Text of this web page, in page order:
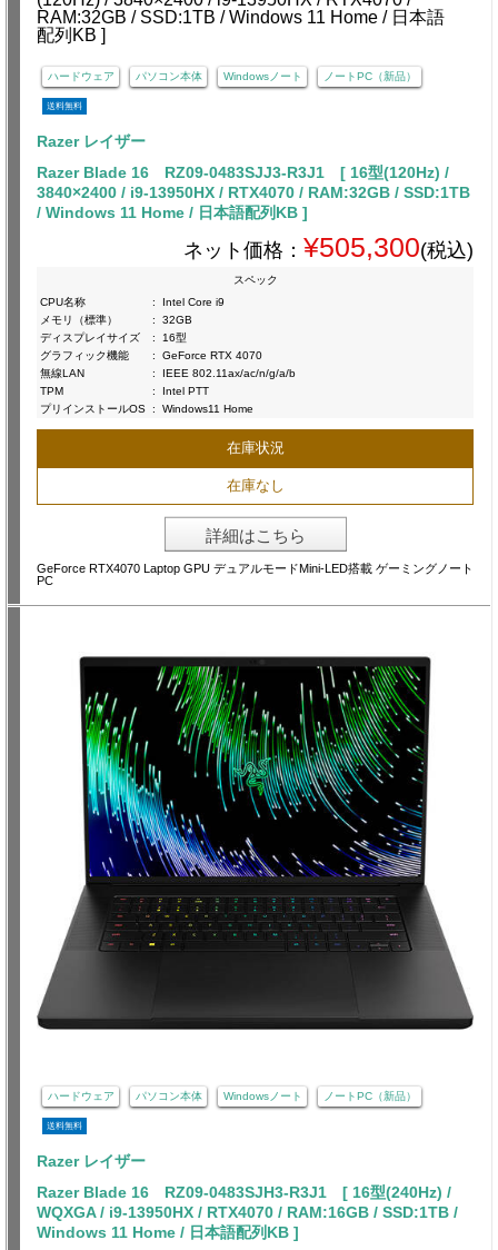
ハードウェア パソコン本体 Windowsノート ノートPC（新品）
送料無料
Razer レイザー
Razer Blade 16 RZ09-0483SJJ3-R3J1 [ 16型(120Hz) /
3840×2400 / i9-13950HX / RTX4070 / RAM:32GB / SSD:1TB
/ Windows 11 Home / 日本語配列KB ]
ネット価格： ¥505,300(税込)
スペック
CPU名称
:
Intel Core i9
メモリ（標準）
:
32GB
ディスプレイサイズ
:
16型
グラフィック機能
:
GeForce RTX 4070
無線LAN
:
IEEE 802.11ax/ac/n/g/a/b
TPM
:
Intel PTT
プリインストールOS : Windows11 Home
在庫状況
在庫なし
詳細はこちら
GeForce RTX4070 Laptop GPU デュアルモードMini-LED搭載 ゲーミングノート
PC
ハードウェア パソコン本体 Windowsノート ノートPC（新品）
送料無料
Razer レイザー
Razer Blade 16 RZ09-0483SJH3-R3J1 [ 16型(240Hz) /
WQXGA / i9-13950HX / RTX4070 / RAM:16GB / SSD:1TB /
Windows 11 Home / 日本語配列KB ]